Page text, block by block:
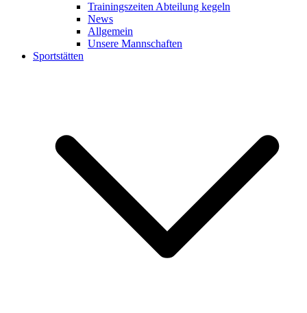
Trainingszeiten Abteilung kegeln
News
Allgemein
Unsere Mannschaften
Sportstätten